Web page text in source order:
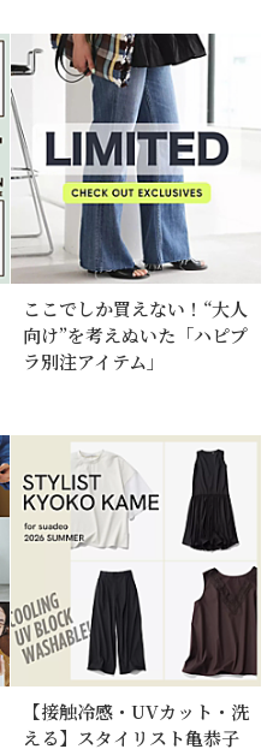
ここでしか買えない！“大人
向け”を考えぬいた「ハピプ
ラ別注アイテム」
【接触冷感・UVカット・洗
える】スタイリスト亀恭子